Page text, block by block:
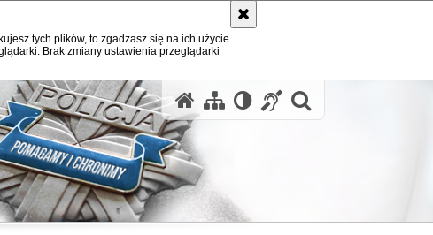
tych plików, to zgadzasz się na ich użycie
Brak zmiany ustawienia przeglądarki